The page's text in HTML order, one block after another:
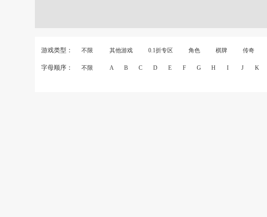
游戏类型： 不限 其他游戏 0.1折专区 角色 棋牌 传奇
字母顺序： 不限 A B C D E F G H I J K